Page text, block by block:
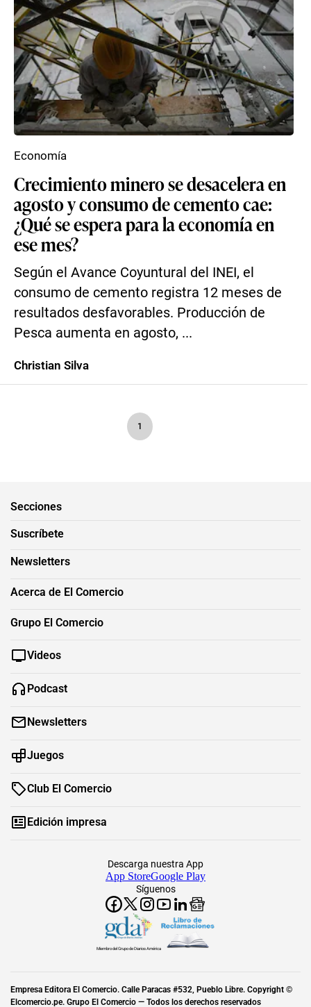
Crecimiento minero se desacelera en
agosto y consumo de cemento cae:
¿Qué se espera para la economía en
ese mes?
Según el Avance Coyuntural del INEI, el
consumo de cemento registra 12 meses de
resultados desfavorables. Producción de
Pesca aumenta en agosto, ...
Economía
Christian Silva
1
Secciones
Suscríbete
Newsletters
Acerca de El Comercio
Grupo El Comercio
Videos
Podcast
Newsletters
Juegos
Club El Comercio
Edición impresa
Síguenos
Descarga nuestra App
App StoreGoogle Play
Miembro del Grupo de Diarios América
Empresa Editora El Comercio. Calle Paracas #532, Pueblo Libre. Copyright ©
Elcomercio.pe. Grupo El Comercio — Todos los derechos reservados